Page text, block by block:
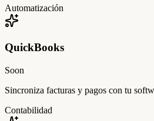
Automatización
QuickBooks
Soon
Sincroniza facturas y pagos con tu
Contabilidad